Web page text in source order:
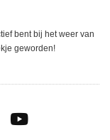
bent bij het weer van
geworden!